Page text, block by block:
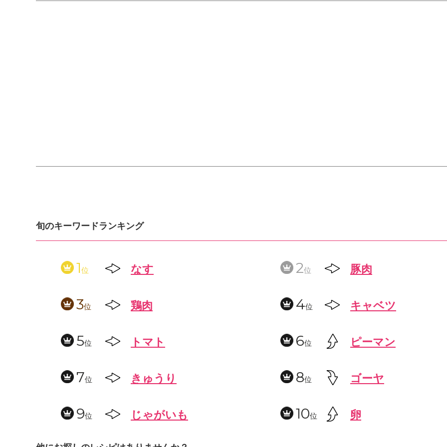
旬のキーワードランキング
1位 なす 2位 豚肉
3位 鶏肉 4位 キャベツ
5位 トマト 6位 ピーマン
7位 きゅうり 8位 ゴーヤ
9位 じゃがいも 10位 卵